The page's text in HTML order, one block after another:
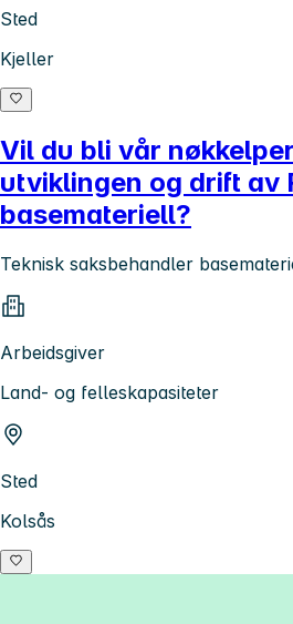
Sted
Kjeller
Vil du bli vår
utviklingen og drift av
basemateriell?
Teknisk saksbehandler
Arbeidsgiver
Land- og felleskapasiteter
Sted
Kolsås